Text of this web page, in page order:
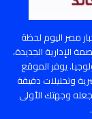
مصر اليوم لحظة
الإدارية الجديدة،
يوفر الموقع
وتحليلات دقيقة
وجهتك الأولى